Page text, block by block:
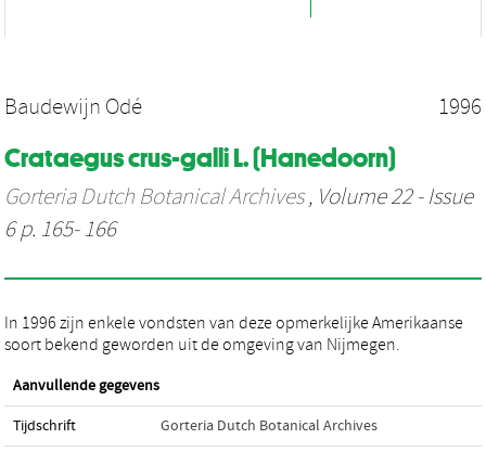
Baudewijn Odé 1996
Crataegus crus-galli L. (Hanedoorn)
Gorteria Dutch Botanical Archives, Volume 22 - Issue
6 p. 165- 166
In 1996 zijn enkele vondsten van deze opmerkelijke Amerikaanse
soort bekend geworden uit de omgeving van Nijmegen.
Aanvullende gegevens
Tijdschrift Gorteria Dutch Botanical Archives